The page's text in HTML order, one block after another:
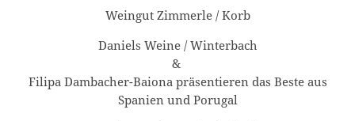
Weingut Zimmerle / Korb
Daniels Weine / Winterbach
&
Filipa Dambacher-Baiona präsentieren das Beste aus
Spanien und Porugal